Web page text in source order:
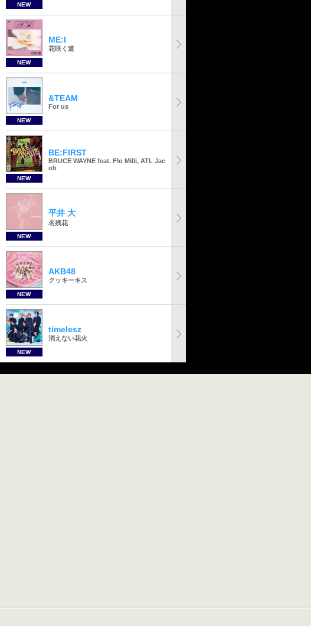
NEW
NEW
ME:I
花咲く道
NEW
&TEAM
For us
NEW
BE:FIRST
BRUCE WAYNE feat. Flo Milli, ATL Jac
ob
NEW
平井 大
名残花
NEW
AKB48
クッキーキス
NEW
timelesz
消えない花火